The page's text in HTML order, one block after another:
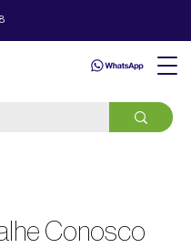
Conosco